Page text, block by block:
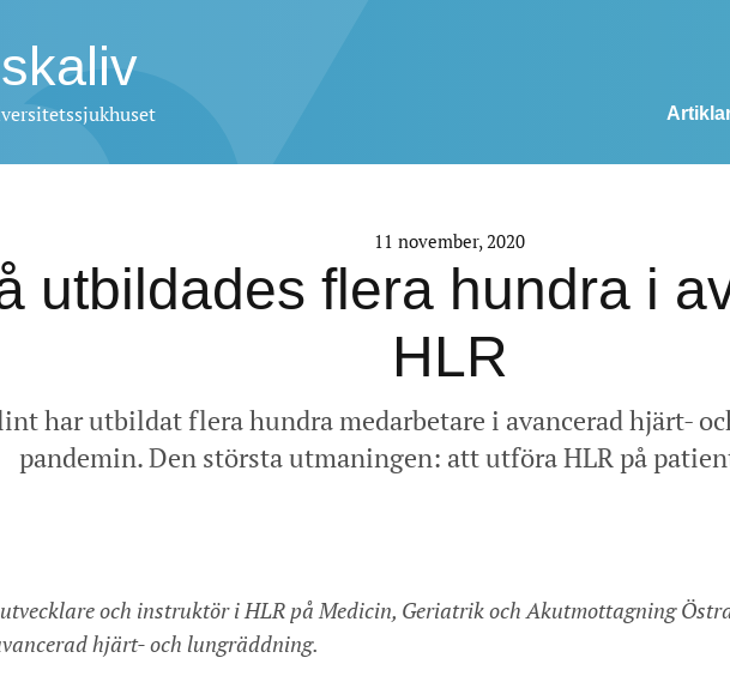
11 november, 2020
utbildades flera hundra i
HLR
har utbildat flera hundra medarbetare i avancerad hjärt-
pandemin. Den största utmaningen: att utföra HLR på
och instruktör i HLR på Medicin, Geriatrik och Akutmottagning
hjärt- och lungräddning.